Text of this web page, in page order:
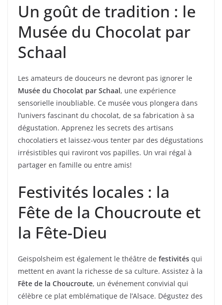
Un goût de tradition : le
Musée du Chocolat par
Schaal
Les amateurs de douceurs ne devront pas ignorer le
Musée du Chocolat par Schaal, une expérience
sensorielle inoubliable. Ce musée vous plongera dans
l’univers fascinant du chocolat, de sa fabrication à sa
dégustation. Apprenez les secrets des artisans
chocolatiers et laissez-vous tenter par des dégustations
irrésistibles qui raviront vos papilles. Un vrai régal à
partager en famille ou entre amis!
Festivités locales : la
Fête de la Choucroute et
la Fête-Dieu
Geispolsheim est également le théâtre de festivités qui
mettent en avant la richesse de sa culture. Assistez à la
Fête de la Choucroute, un événement convivial qui
célèbre ce plat emblématique de l’Alsace. Dégustez des